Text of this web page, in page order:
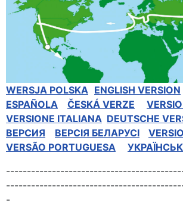
WERSJA POLSKA ENGLISH VERSION
ESPAÑOLA
ČESKÁ VERZE
VERSIONE ITALIANA DEUTSCHE
BЕРСИЯ
BEPCIЯ БЕЛАРУСІ
VERSÃO PORTUGUESA
-